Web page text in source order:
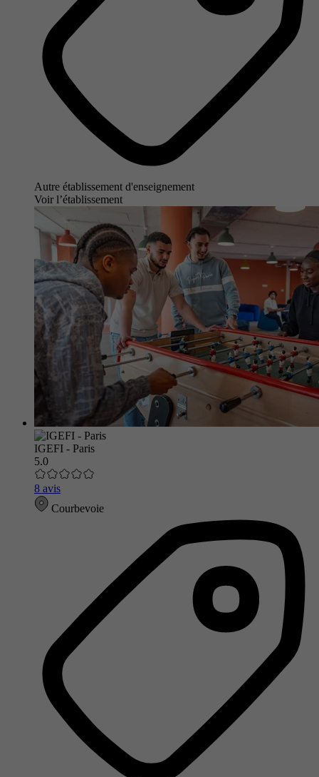
Autre établissement d'enseignement
Voir l’établissement
IGEFI - Paris
5.0
8 avis
Courbevoie